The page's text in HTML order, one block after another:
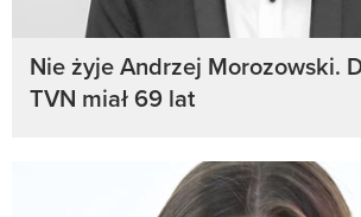
Nie żyje Andrzej Morozowski.
TVN miał 69 lat